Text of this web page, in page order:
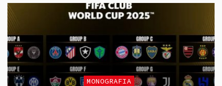
MONOGRAFIA